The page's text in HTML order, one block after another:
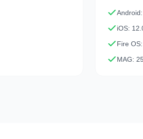
iOS:
Fire
MAG: